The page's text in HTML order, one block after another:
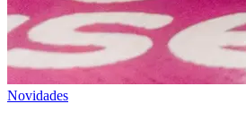
Novidades